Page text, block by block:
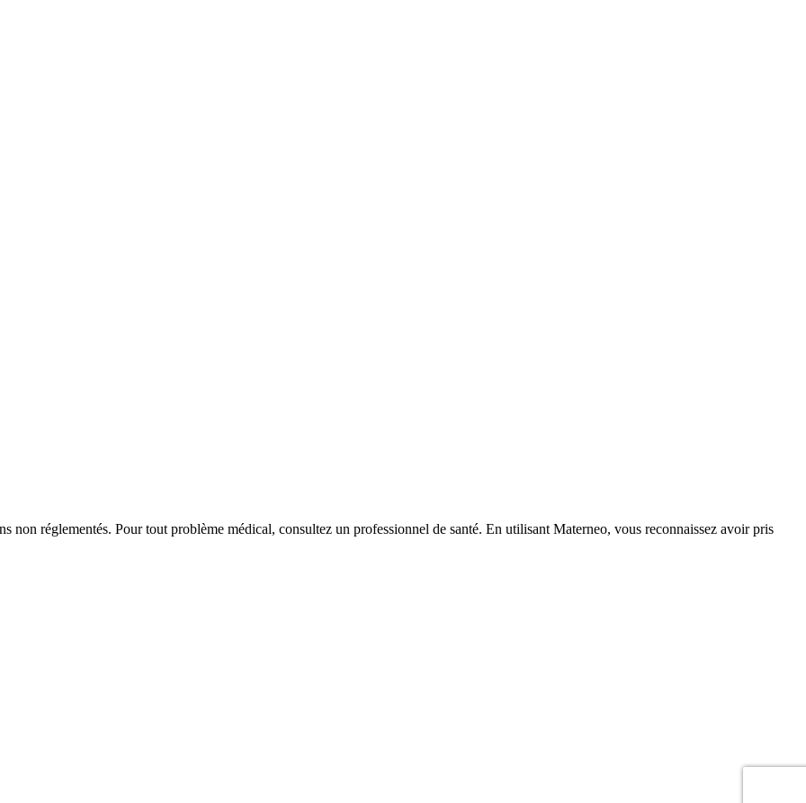
non réglementés. Pour tout problème médical, consultez un professionnel de santé. En utilisant Materneo, vous reconnaissez avoir pris